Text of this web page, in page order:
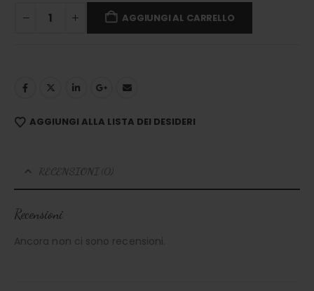
AGGIUNGI AL CARRELLO
AGGIUNGI ALLA LISTA DEI DESIDERI
RECENSIONI (0)
Recensioni
Ancora non ci sono recensioni.